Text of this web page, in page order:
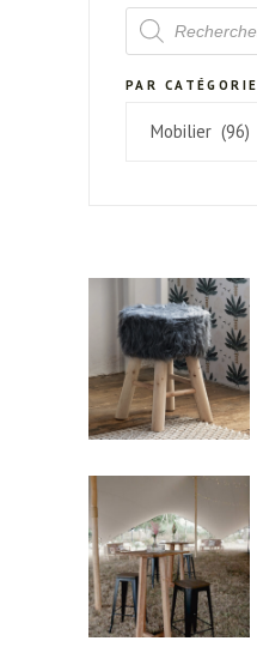
Tabouret
fourrure
9,00€
Tabouret
haut
9,00€
RECHERCHE
DE
PRODUITS
PAR CATÉGORIE
Mobilier (96)